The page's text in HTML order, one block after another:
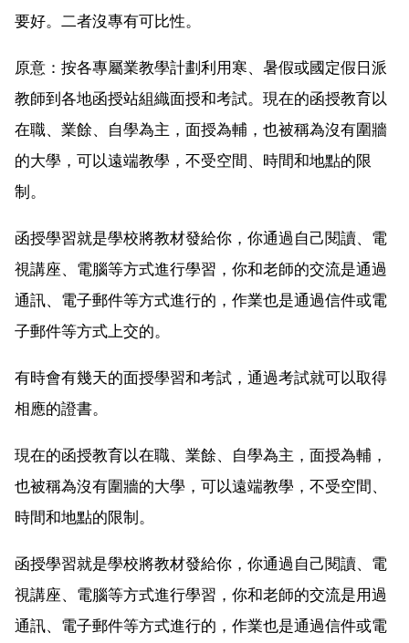
要好。二者沒專有可比性。
原意：按各專屬業教學計劃利用寒、暑假或國定假日派
教師到各地函授站組織面授和考試。現在的函授教育以
在職、業餘、自學為主，面授為輔，也被稱為沒有圍牆
的大學，可以遠端教學，不受空間、時間和地點的限
制。
函授學習就是學校將教材發給你，你通過自己閱讀、電
視講座、電腦等方式進行學習，你和老師的交流是通過
通訊、電子郵件等方式進行的，作業也是通過信件或電
子郵件等方式上交的。
有時會有幾天的面授學習和考試，通過考試就可以取得
相應的證書。
現在的函授教育以在職、業餘、自學為主，面授為輔，
也被稱為沒有圍牆的大學，可以遠端教學，不受空間、
時間和地點的限制。
函授學習就是學校將教材發給你，你通過自己閱讀、電
視講座、電腦等方式進行學習，你和老師的交流是用過
通訊、電子郵件等方式進行的，作業也是通過信件或電